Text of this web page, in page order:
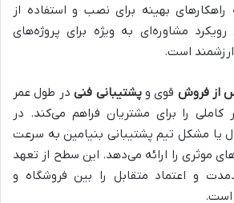
راهکارهای بهینه برای نصب و استفاده از
مشاوره‌ای به ویژه برای پروژه‌های
است.
از فروش قوی وپشتیبانی فنیدر طول عمر
را برای مشتریان فراهم می‌کند. در
یا مشکل تیم پشتیبانی بنیامین به سرعت
موثری را ارائه می‌دهد. این سطح از تعهد
و اعتماد متقابل را بین فروشگاه و
است.